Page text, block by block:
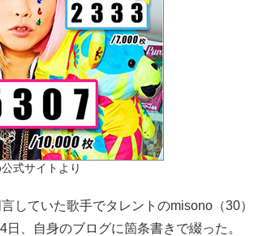
式サイトより
していた歌手でタレントのmisono（30）
、自身のブログに箇条書きで綴った。